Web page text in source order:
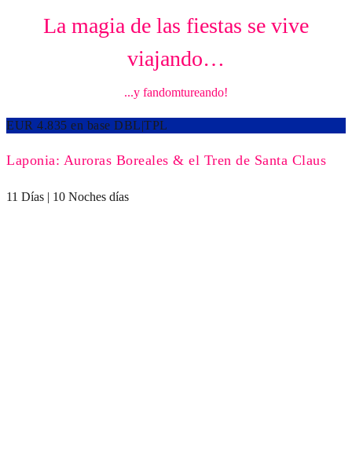
La magia de las fiestas se vive
viajando…
...y fandomtureando!
EUR 4.835 en base DBL|TPL
Laponia: Auroras Boreales & el Tren de Santa Claus
11 Días | 10 Noches días